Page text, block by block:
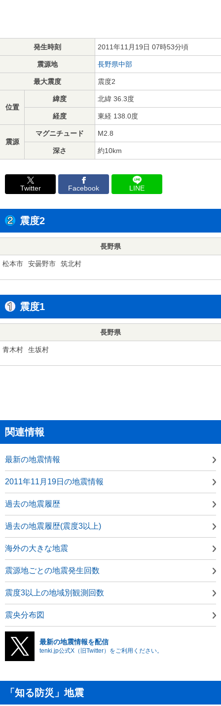
発生時刻 2011年11月19日 07時53分頃
震源地 長野県中部
最大震度 震度2
位置
緯度 北緯 36.3度
経度 東経 138.0度
震源
マグニチュード M2.8
深さ 約10km
Twitter Facebook LINE
震度2
長野県
松本市 安曇野市 筑北村
震度1
長野県
青木村 生坂村
関連情報
最新の地震情報
2011年11月19日の地震情報
過去の地震履歴
過去の地震履歴(震度3以上)
海外の大きな地震
震源地ごとの地震発生回数
震度3以上の地域別観測回数
震央分布図
最新の地震情報を配信
tenki.jp公式X（旧Twitter）をご利用ください。
「知る防災」地震